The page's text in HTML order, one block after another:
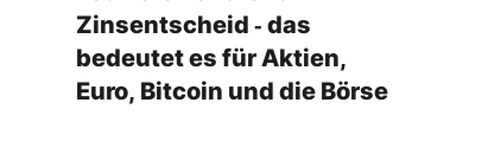
Zinsentscheid ‑ das
bedeutet es für Aktien,
Euro, Bitcoin und die Börse